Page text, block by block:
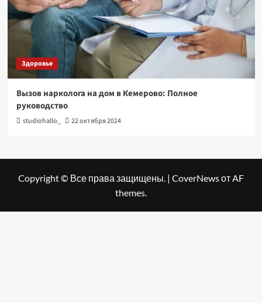
Здоровье
Вызов нарколога на дом в Кемерово: Полное
руководство
studiohallo_ 22 октября 2024
Copyright © Все права защищены. | CoverNewsот AF
themes.